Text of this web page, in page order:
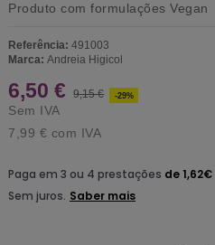
Produto com formulações Vegan
Referência: 491003
Marca: Andreia Higicol
6,50 € 9,15 € -29%
Sem IVA
7,99 € com IVA